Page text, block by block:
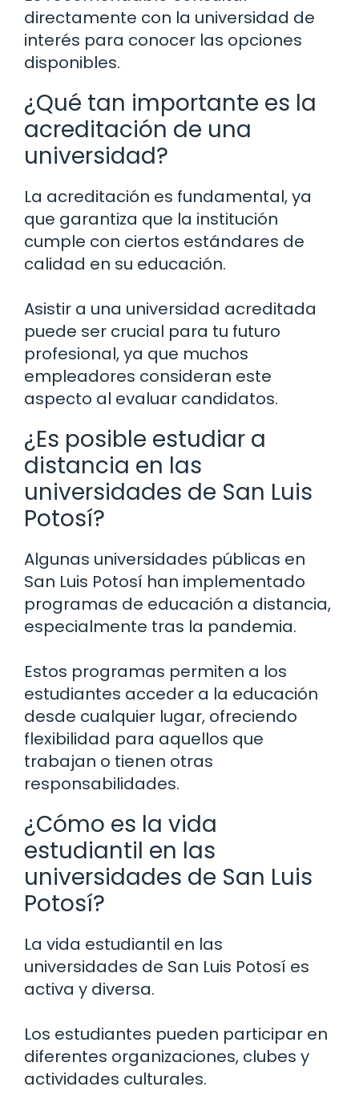
directamente con la universidad de
interés para conocer las opciones
disponibles.
¿Qué tan importante es la
acreditación de una
universidad?
La acreditación es fundamental, ya
que garantiza que la institución
cumple con ciertos estándares de
calidad en su educación.
Asistir a una universidad acreditada
puede ser crucial para tu futuro
profesional, ya que muchos
empleadores consideran este
aspecto al evaluar candidatos.
¿Es posible estudiar a
distancia en las
universidades de San Luis
Potosí?
Algunas universidades públicas en
San Luis Potosí han implementado
programas de educación a distancia,
especialmente tras la pandemia.
Estos programas permiten a los
estudiantes acceder a la educación
desde cualquier lugar, ofreciendo
flexibilidad para aquellos que
trabajan o tienen otras
responsabilidades.
¿Cómo es la vida
estudiantil en las
universidades de San Luis
Potosí?
La vida estudiantil en las
universidades de San Luis Potosí es
activa y diversa.
Los estudiantes pueden participar en
diferentes organizaciones, clubes y
actividades culturales.